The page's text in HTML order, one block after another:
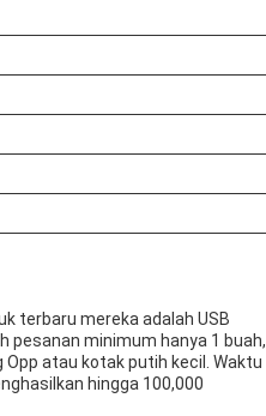
terbaru mereka adalah USB
pesanan minimum hanya 1 buah,
atau kotak putih kecil. Waktu
hingga 100,000